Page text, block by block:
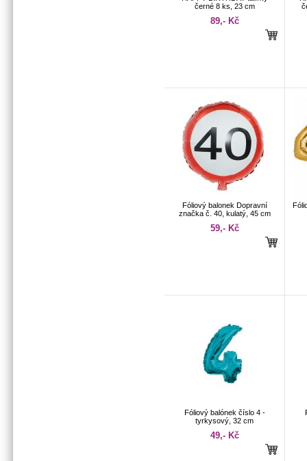
černé 8 ks, 23 cm
89,- Kč
Fóliový balonek Dopravní
značka č. 40, kulatý, 45 cm
59,- Kč
Fóliový balónek číslo 4 -
tyrkysový, 32 cm
49,- Kč